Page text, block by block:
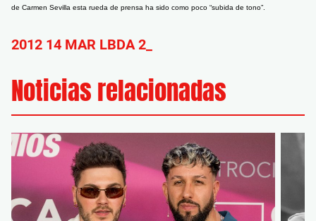
de Carmen Sevilla esta rueda de prensa ha sido como poco “subida de tono”.
2012 14 MAR LBDA 2_
Noticias relacionadas